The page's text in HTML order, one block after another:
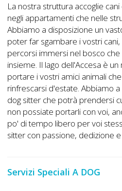
DOG
CHIEDI
CODICE
SCONTO
Video
Tutorial
con
Noi
La nostra struttura accoglie
negli appartamenti che nelle
Abbiamo a disposizione un
poter far sgambare i vostri
percorsi immersi nel bosco
insieme. Il lago dell'Accesa è
portare i vostri amici animali
rinfrescarsi d'estate. Abbiamo
dog sitter che potrà prendersi
non possiate portarli con voi,
po' di tempo libero per voi
sitter con passione, dedizione
Servizi Speciali A DOG